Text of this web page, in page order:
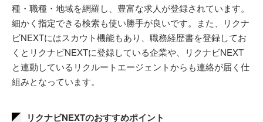
種・職種・地域を網羅し、豊富な求人が登録されています。
細かく指定できる検索も使い勝手が良いです。また、リクナ
ビNEXTにはスカウト機能もあり、職務経歴書を登録してお
くとリクナビNEXTに登録している企業や、リクナビNEXT
と連動しているリクルートエージェントからも連絡が届く仕
組みとなっています。
リクナビNEXTのおすすめポイント